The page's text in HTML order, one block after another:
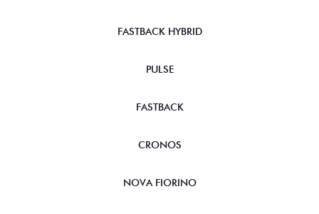
FASTBACK HYBRID
PULSE
FASTBACK
CRONOS
NOVA FIORINO